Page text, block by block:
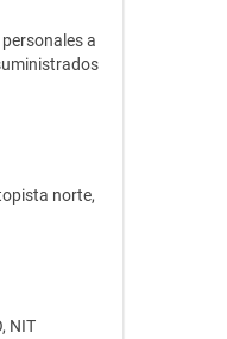
a
norte,
NIT